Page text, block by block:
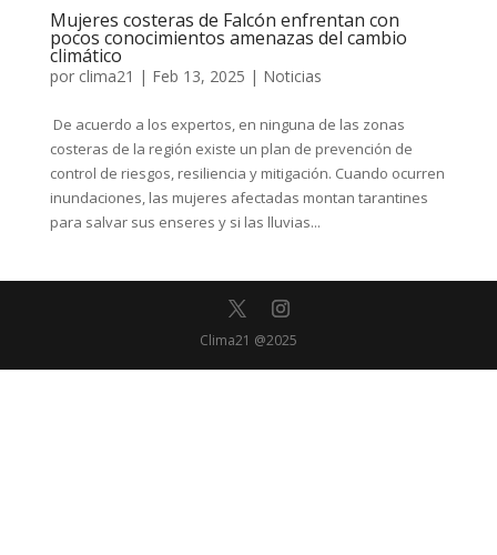
Mujeres costeras de Falcón enfrentan con
pocos conocimientos amenazas del cambio
climático
por clima21 | Feb 13, 2025 | Noticias
De acuerdo a los expertos, en ninguna de las zonas
costeras de la región existe un plan de prevención de
control de riesgos, resiliencia y mitigación. Cuando ocurren
inundaciones, las mujeres afectadas montan tarantines
para salvar sus enseres y si las lluvias...
Clima21 @2025